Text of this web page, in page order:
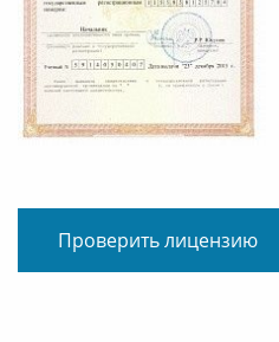
Проверить лицензию